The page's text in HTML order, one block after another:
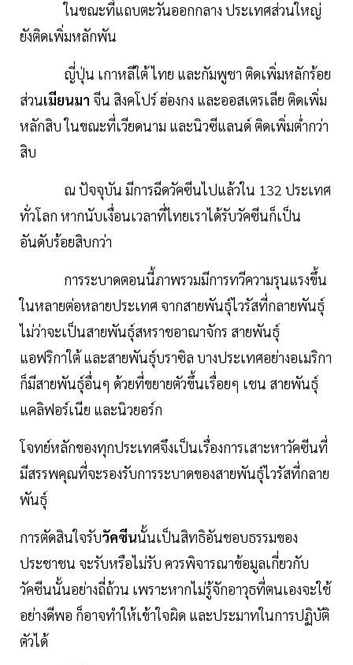
ในขณะที่แถบตะวันออกกลาง ประเทศส่วนใหญ่
ยังติดเพิ่มหลักพัน
ญี่ปุ่น เกาหลีใต้ ไทย และกัมพูชา ติดเพิ่มหลักร้อย
ส่วนเมียนมา จีน สิงคโปร์ ฮ่องกง และออสเตรเลีย ติดเพิ่ม
หลักสิบ ในขณะที่เวียดนาม และนิวซีแลนด์ ติดเพิ่มต่ำกว่า
สิบ
ณ ปัจจุบัน มีการฉีดวัคซีนไปแล้วใน 132 ประเทศ
ทั่วโลก หากนับเงื่อนเวลาที่ไทยเราได้รับวัคซีนก็เป็น
อันดับร้อยสิบกว่า
การระบาดตอนนี้ภาพรวมมีการทวีความรุนแรงขึ้น
ในหลายต่อหลายประเทศ จากสายพันธุ์ไวรัสที่กลายพันธุ์
ไม่ว่าจะเป็นสายพันธุ์สหราชอาณาจักร สายพันธุ์
แอฟริกาใต้ และสายพันธุ์บราซิล บางประเทศอย่างอเมริกา
ก็มีสายพันธุ์อื่นๆ ด้วยที่ขยายตัวขึ้นเรื่อยๆ เชน สายพันธุ์
แคลิฟอร์เนีย และนิวยอร์ก
โจทย์หลักของทุกประเทศจึงเป็นเรื่องการเสาะหาวัคซีนที่
มีสรรพคุณที่จะรองรับการระบาดของสายพันธุ์ไวรัสที่กลาย
พันธุ์
การตัดสินใจรับวัคซีนนั้นเป็นสิทธิอันชอบธรรมของ
ประชาชน จะรับหรือไม่รับ ควรพิจารณาข้อมูลเกี่ยวกับ
วัคซีนนั้นอย่างถี่ถ้วน เพราะหากไม่รู้จักอาวุธที่ตนเองจะใช้
อย่างดีพอ ก็อาจทำให้เข้าใจผิด และประมาทในการปฏิบัติ
ตัวได้